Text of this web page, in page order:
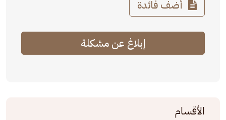
أضف فائدة
إبلاغ عن مشكلة
الأقسام